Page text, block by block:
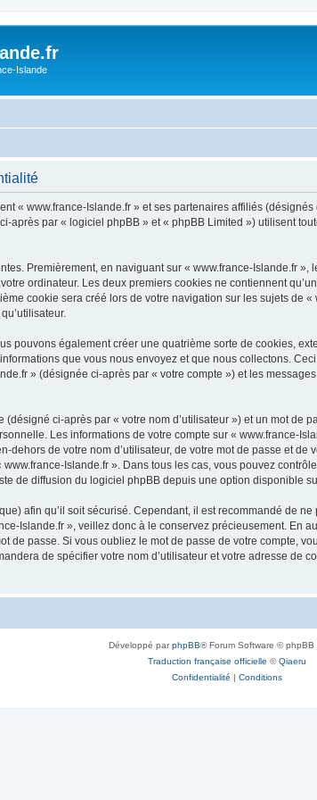
Islande
« www.france-Islande.fr » et ses partenaires affiliés
après par « logiciel phpBB » et « phpBB Limited ») utilisent
Premièrement, en naviguant sur « www.france-Islande.fr
ordinateur. Les deux premiers cookies ne contiennent
cookie sera créé lors de votre navigation sur les sujets de
pouvons également créer une quatrième sorte de cookies,
que vous nous envoyez et que nous collectons.
» (désignée ci-après par « votre compte ») et les
ci-après par « votre nom d’utilisateur ») et un mot
Les informations de votre compte sur « www.france-
dehors de votre nom d’utilisateur, de votre mot de passe et
Islande.fr ». Dans tous les cas, vous pouvez
de diffusion du logiciel phpBB depuis une option disponible
afin qu’il soit sécurisé. Cependant, il est recommandé de
Islande.fr », veillez donc à le conservez précieusement. En
de passe. Si vous oubliez le mot de passe de votre compte,
de spécifier votre nom d’utilisateur et votre adresse de
Développé parphpBB® Forum Software © phpBB
Traduction française officielle ©Qiaeru
Confidentialité | Conditions